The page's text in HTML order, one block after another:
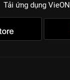
Tải ứng dụng VieON